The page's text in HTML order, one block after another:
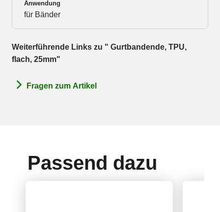
Anwendung
für Bänder
Weiterführende Links zu " Gurtbandende, TPU,
flach, 25mm"
Fragen zum Artikel
Passend dazu